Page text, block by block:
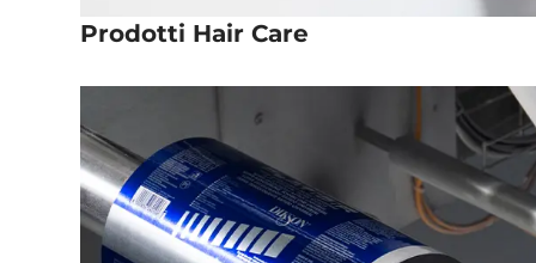
Prodotti Hair Care